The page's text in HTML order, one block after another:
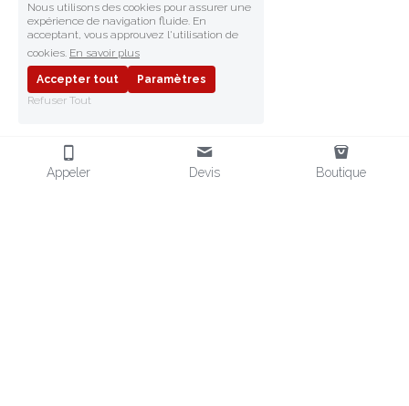
Appeler Devis Boutique
Nous utilisons des cookies pour assurer une
expérience de navigation fluide. En
acceptant, vous approuvez l'utilisation de
cookies. En savoir plus
Accepter tout
Paramètres
Refuser Tout